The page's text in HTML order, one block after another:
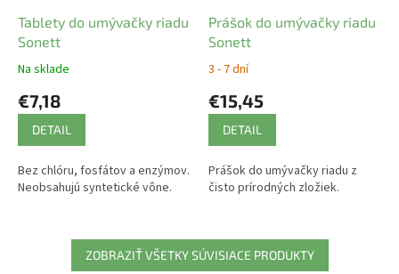
Tablety do umývačky riadu
Sonett
Na sklade
€7,18
DETAIL
Bez chlóru, fosfátov a enzýmov.
Neobsahujú syntetické vône.
Prášok do umývačky riadu
Sonett
3 - 7 dní
€15,45
DETAIL
Prášok do umývačky riadu z
čisto prírodných zložiek.
ZOBRAZIŤ VŠETKY SÚVISIACE PRODUKTY